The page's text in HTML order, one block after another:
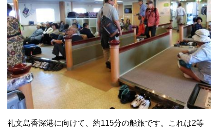
礼文島香深港に向けて、約115分の船旅です。これは2等